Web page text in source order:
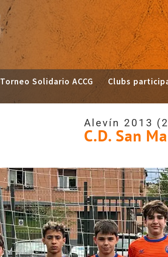
Torneo Solidario ACCG Clubs
Alevín 2013
C.D. San